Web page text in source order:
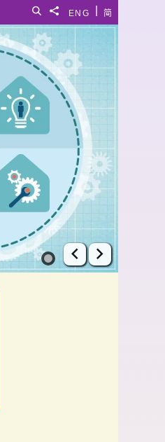
简
ENG
分享給
搜尋
上一張幻燈片
下一張幻燈片